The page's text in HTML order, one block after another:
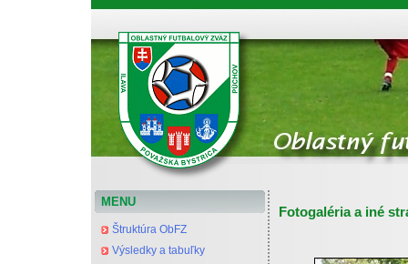
MENU
Štruktúra ObFZ
Výsledky a tabuľky
Fotogaléria a iné